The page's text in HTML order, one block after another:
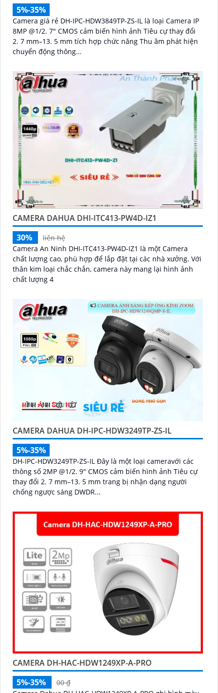
5%-35%
Camera giá rẻ DH-IPC-HDW3849TP-ZS-IL là loại Camera IP
8MP @1/2. 7" CMOS cảm biến hình ảnh Tiêu cự thay đổi
2. 7 mm–13. 5 mm tích hợp chức năng Thu âm phát hiện
chuyển động thông...
CAMERA DAHUA DHI-ITC413-PW4D-IZ1
30%
liên hệ
Camera An Ninh DHI-ITC413-PW4D-IZ1 là một Camera
chất lượng cao, phù hợp để lắp đặt tại các nhà xưởng. Với
thân kim loại chắc chắn, camera này mang lại hình ảnh
chất lượng 4
CAMERA DAHUA DH-IPC-HDW3249TP-ZS-IL
5%-35%
DH-IPC-HDW3249TP-ZS-IL Đây là một loại cameravới các
thông số 2MP @1/2. 9" CMOS cảm biến hình ảnh Tiêu cự
thay đổi 2. 7 mm–13. 5 mm trang bị nhận dạng người
chống ngược sáng DWDR...
CAMERA DH-HAC-HDW1249XP-A-PRO
5%-35%
00 ₫